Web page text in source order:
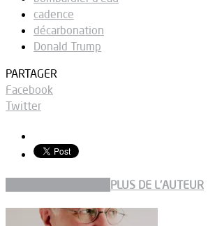
cadence
décarbonation
Donald Trump
PARTAGER
Facebook
Twitter
PLUS DE L'AUTEUR